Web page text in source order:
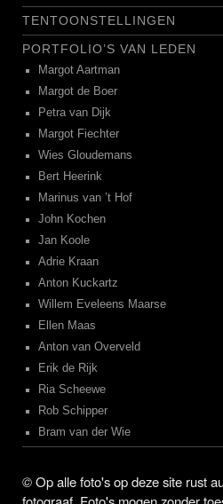
TENTOONSTELLINGEN
PORTFOLIO’S VAN LEDEN
Margot Aartman
Margot de Boer
Petra van Dijk
Margot Fiechter
Wies Gloudemans
Bert Heerink
Marinus van ’t Hof
John Kochen
Jan Koole
Adrie Kraan
Anton Kuckartz
Willem Eveleens Maarse
Ellen Maas
Anton van Overveld
Erik de Rijk
Ria Scheewe
Rob Schipper
Bram van der Wie
©Op alle foto's op deze site rust